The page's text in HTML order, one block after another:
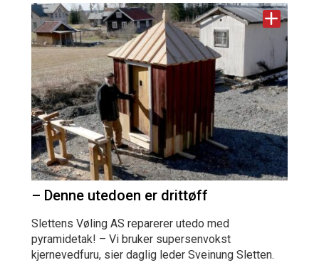
– Denne utedoen er drittøff
Slettens Vøling AS reparerer utedo med
pyramidetak! – Vi bruker supersenvokst
kjernevedfuru, sier daglig leder Sveinung Sletten.